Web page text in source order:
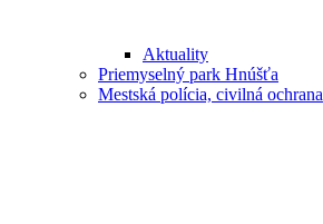
Aktuality
Priemyselný park Hnúšťa
Mestská polícia, civilná ochrana